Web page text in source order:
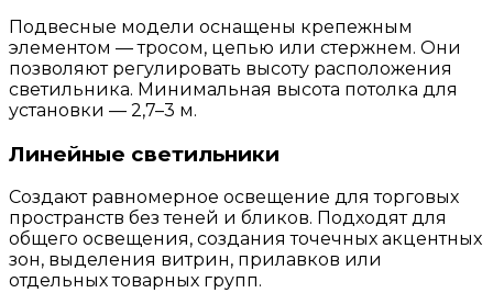
Подвесные модели оснащены крепежным
элементом — тросом, цепью или стержнем. Они
позволяют регулировать высоту расположения
светильника. Минимальная высота потолка для
установки — 2,7–3 м.
Линейные светильники
Создают равномерное освещение для торговых
пространств без теней и бликов. Подходят для
общего освещения, создания точечных акцентных
зон, выделения витрин, прилавков или
отдельных товарных групп.